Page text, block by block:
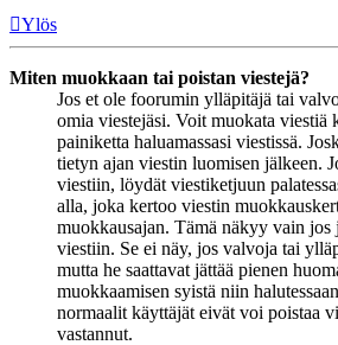
Ylös
Miten muokkaan tai poistan viestejä?
Jos et ole foorumin ylläpitäjä tai
omia viestejäsi. Voit muokata viestiä
painiketta haluamassasi viestissä.
tietyn ajan viestin luomisen jälkeen.
viestiin, löydät viestiketjuun
alla, joka kertoo viestin
muokkausajan. Tämä näkyy vain jos
viestiin. Se ei näy, jos valvoja tai
mutta he saattavat jättää pienen
muokkaamisen syistä niin
normaalit käyttäjät eivät voi poistaa
vastannut.